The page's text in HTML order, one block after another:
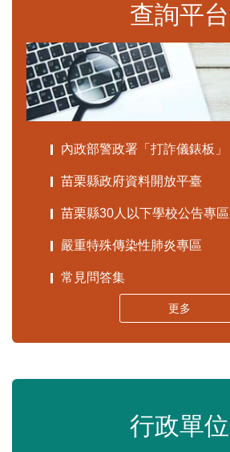
查詢平台
內政部警政署「打詐儀錶板」
苗栗縣政府資料開放平臺
苗栗縣30人以下學校公告專區
嚴重特殊傳染性肺炎專區
常見問答集
更多
行政單位